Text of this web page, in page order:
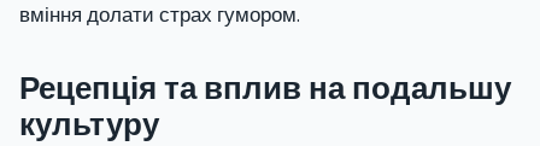
вміння долати страх гумором.
Рецепція та вплив на подальшу
культуру